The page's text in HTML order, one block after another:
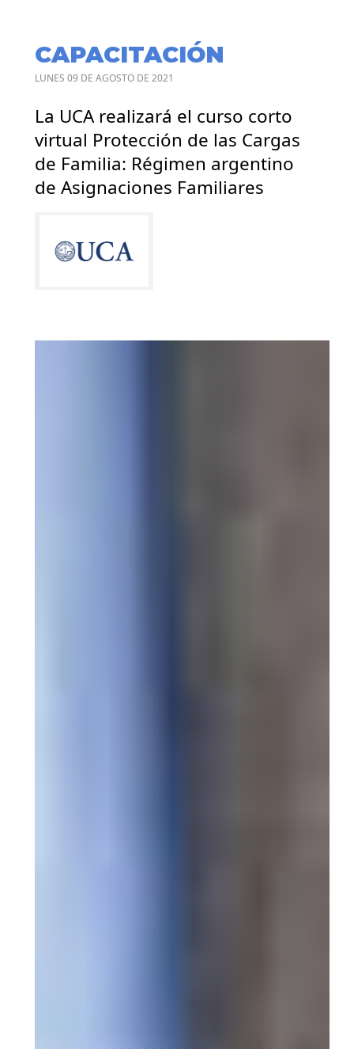
CAPACITACIÓN
LUNES 09 DE AGOSTO DE 2021
La UCA realizará el curso corto
virtual Protección de las Cargas
de Familia: Régimen argentino
de Asignaciones Familiares